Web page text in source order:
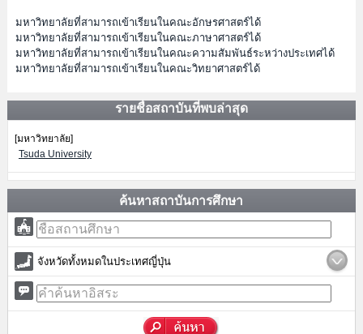
มหาวิทยาลัยที่สามารถเข้าเรียนในคณะอักษรศาสตร์ได้
มหาวิทยาลัยที่สามารถเข้าเรียนในคณะภาษาศาสตร์ได้
มหาวิทยาลัยที่สามารถเข้าเรียนในคณะความสัมพันธ์ระหว่างประเทศได้
มหาวิทยาลัยที่สามารถเข้าเรียนในคณะวิทยาศาสตร์ได้
รายชื่อสถาบันที่พบล่าสุด
[มหาวิทยาลัย]
Tsuda University
ค้นหาสถาบันการศึกษา
จังหวัดทั้งหมดในประเทศญี่ปุ่น